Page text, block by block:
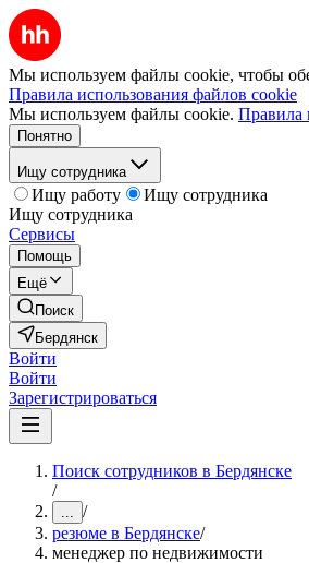
Мы используем файлы cookie, чтобы
Правила использования файлов cookie
Мы используем файлы cookie. Правила
Понятно
Ищу сотрудника
Ищу работу
Ищу сотрудника
Ищу сотрудника
Сервисы
Помощь
Ещё
Поиск
Бердянск
Войти
Войти
Зарегистрироваться
Поиск сотрудников в Бердянске
/
... /
резюме в Бердянске/
менеджер по недвижимости